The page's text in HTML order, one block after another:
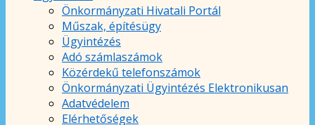
Önkormányzati Hivatali Portál
Műszak, építésügy
Ügyintézés
Adó számlaszámok
Közérdekű telefonszámok
Önkormányzati Ügyintézés Elektronikusan
Adatvédelem
Elérhetőségek